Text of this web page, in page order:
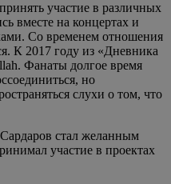
участие в различных
вместе на концертах и
Со временем отношения
К 2017 году из «Дневника
Фанаты долгое время
но
слухи о том, что
стал желанным
участие в проектах